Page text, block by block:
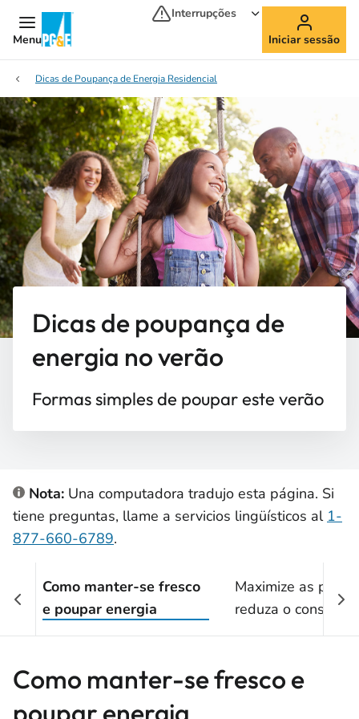
Menu
Interrupções
Iniciar sessão
Dicas de Poupança de Energia Residencial
Dicas de poupança de
energia no verão
Formas simples de poupar este verão
Nota: Una computadora tradujo esta página. Si
tiene preguntas, llame a servicios lingüísticos al 1-
877-660-6789.
Como manter-se fresco
e poupar energia
Maximize as
reduza o consumo
energia
Como manter-se fresco e
poupar energia